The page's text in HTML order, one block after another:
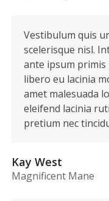
Vestibulum quis
scelerisque nisl.
ante ipsum primis
libero eu lacinia
amet malesuada
eleifend lacinia
pretium nec
Kay West
Magnificent Mane